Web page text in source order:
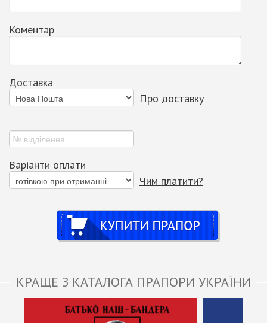
Коментар
Доставка
Про доставку
Варіанти оплати
Чим платити?
Купити
КРАЩЕ З КАТАЛОГА ПРАПОРИ УКРАЇНИ